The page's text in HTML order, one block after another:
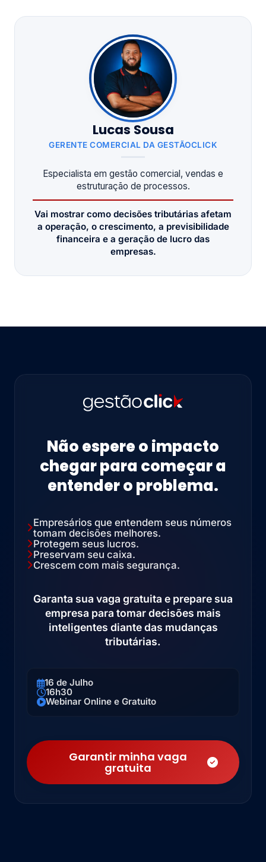
Lucas Sousa
GERENTE COMERCIAL DA GESTÃOCLICK
Especialista em gestão comercial, vendas e
estruturação de processos.
Vai mostrar como decisões tributárias afetam
a operação, o crescimento, a previsibilidade
financeira e a geração de lucro das
empresas.
Não espere o impacto
chegar para começar a
entender o problema.
Empresários que entendem seus números
tomam decisões melhores.
Protegem seus lucros.
Preservam seu caixa.
Crescem com mais segurança.
Garanta sua vaga gratuita e prepare sua
empresa para tomar decisões mais
inteligentes diante das mudanças
tributárias.
16 de Julho
16h30
Webinar Online e Gratuito
Garantir minha vaga
gratuita